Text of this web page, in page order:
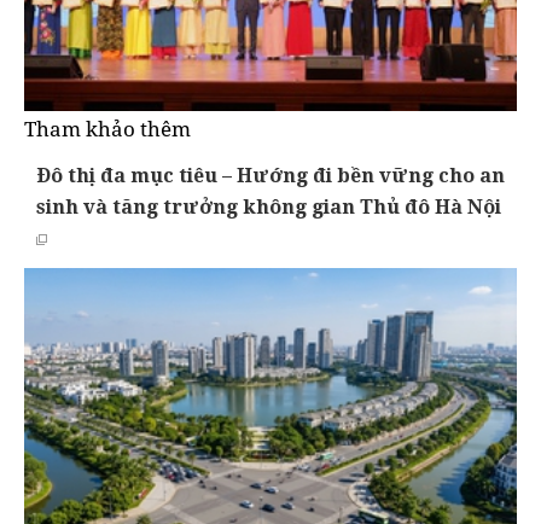
Tham khảo thêm
Đô thị đa mục tiêu – Hướng đi bền vững cho an
sinh và tăng trưởng không gian Thủ đô Hà Nội